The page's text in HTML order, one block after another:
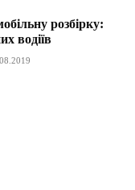
розбірку:
водіїв